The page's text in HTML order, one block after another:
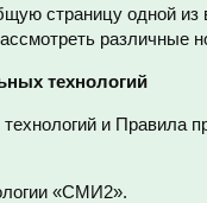
страницу одной
различные
технологий
и Правила
«СМИ2».